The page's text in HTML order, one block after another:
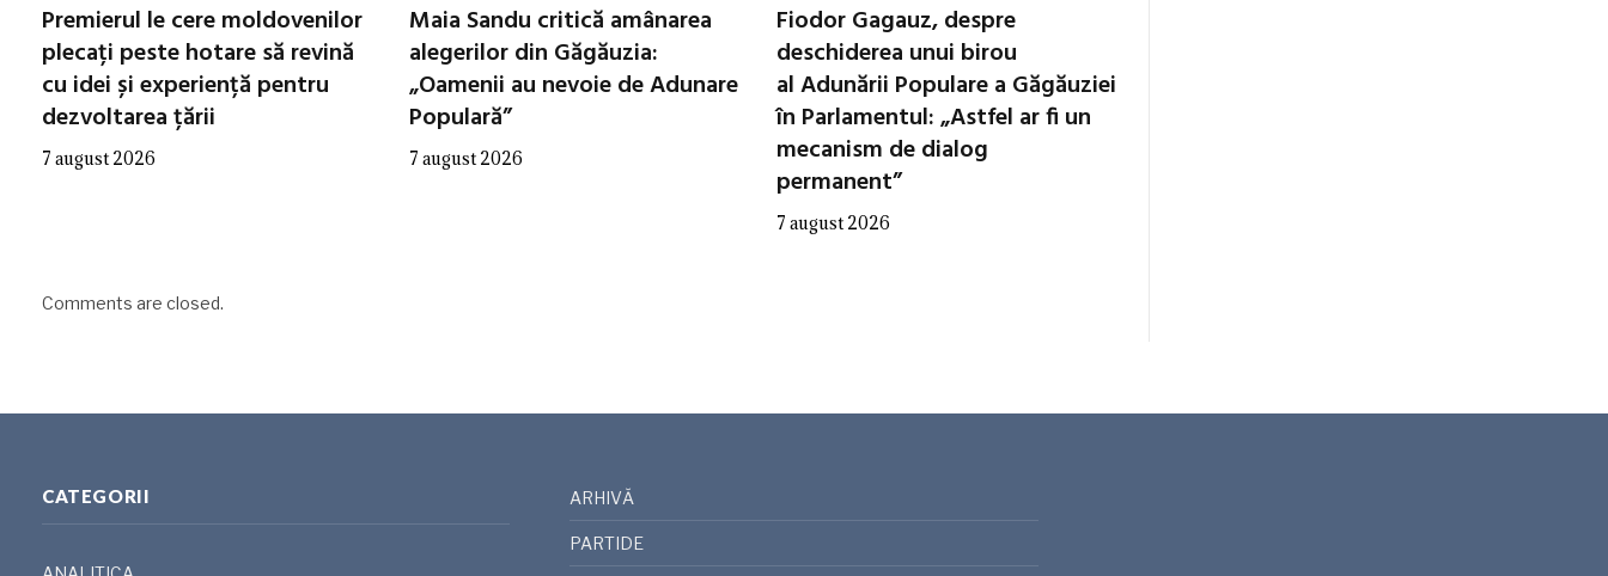
Premierul le cere moldovenilor
plecați peste hotare să revină
cu idei și experiență pentru
dezvoltarea țării
7 august 2026
Maia Sandu critică amânarea
alegerilor din Găgăuzia:
„Oamenii au nevoie de Adunare
Populară”
7 august 2026
Fiodor Gagauz, despre
deschiderea unui birou
al Adunării Populare a Găgăuziei
în Parlamentul: „Astfel ar fi un
mecanism de dialog
permanent”
7 august 2026
Comments are closed.
CATEGORII ARHIVĂ
PARTIDE